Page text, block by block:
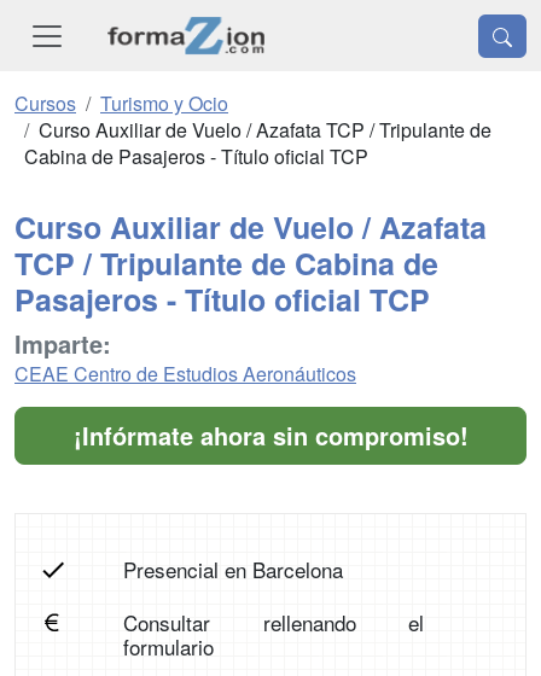
Cursos
Turismo y Ocio
Curso Auxiliar de Vuelo / Azafata TCP / Tripulante de
Cabina de Pasajeros - Título oficial TCP
Curso Auxiliar de Vuelo / Azafata
TCP / Tripulante de Cabina de
Pasajeros - Título oficial TCP
Imparte:
CEAE Centro de Estudios Aeronáuticos
¡Infórmate ahora sin compromiso!
Presencial en Barcelona
Consultar rellenando el
formulario